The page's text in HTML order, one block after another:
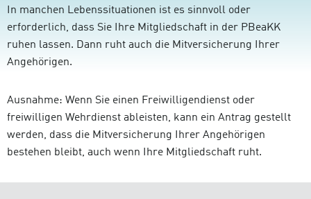
In manchen Lebenssituationen ist es sinnvoll oder
erforderlich, dass Sie Ihre Mitgliedschaft in der PBeaKK
ruhen lassen. Dann ruht auch die Mitversicherung Ihrer
Angehörigen.
Ausnahme: Wenn Sie einen Freiwilligendienst oder
freiwilligen Wehrdienst ableisten, kann ein Antrag gestellt
werden, dass die Mitversicherung Ihrer Angehörigen
bestehen bleibt, auch wenn Ihre Mitgliedschaft ruht.